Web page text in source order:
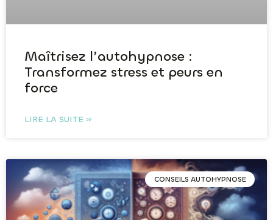
Maîtrisez l’autohypnose :
Transformez stress et peurs en
force
LIRE LA SUITE »
CONSEILS AUTOHYPNOSE